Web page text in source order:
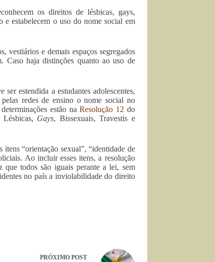
os direitos de lésbicas, gays,
e estabelecem o uso do nome social em
vestiários e demais espaços segregados
Caso haja distinções quanto ao uso de
estendida a estudantes adolescentes,
redes de ensino o nome social no
estão naResolução 12 do
Gays, Bissexuais, Travestis e
itens “orientação sexual”, “identidade de
Ao incluir esses itens, a resolução
todos são iguais perante a lei, sem
no país a inviolabilidade do direito
PRÓXIMO POST